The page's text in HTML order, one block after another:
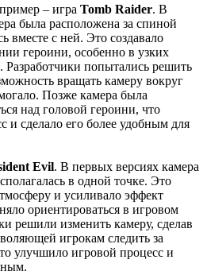
саундтрек из игры NFS
года.
на игровой сайт mifman.ru
и добавляйте сайт в избранное.
Пишите свои отзывы и
– игра Tomb Raider. В
была расположена за спиной
вместе с ней. Это создавало
героини, особенно в узких
Разработчики попытались решить
вращать камеру вокруг
Позже камера была
над головой героини, что
и сделало его более удобным для
Evil. В первых версиях камера
в одной точке. Это
и усиливало эффект
ориентироваться в игровом
решили изменить камеру, сделав
игрокам следить за
улучшило игровой процесс и